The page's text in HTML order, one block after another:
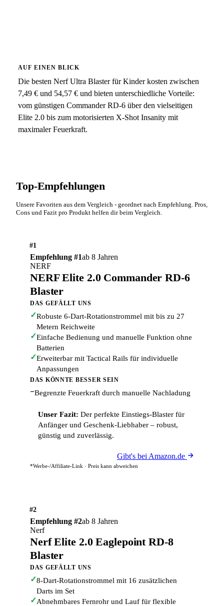
AUF EINEN BLICK
Die besten Nerf Ultra Blaster für Kinder kosten zwischen
7,49 € und 54,57 € und bieten unterschiedliche Vorteile:
vom günstigen Commander RD-6 über den vielseitigen
Elite 2.0 bis zum motorisierten X-Shot Insanity mit
maximaler Feuerkraft.
Top-Empfehlungen
Unsere Favoriten aus dem Vergleich - geordnet nach Empfehlung. Pros,
Cons und Fazit pro Produkt helfen dir beim Vergleich.
#1
Empfehlung #1ab 8 Jahren
NERF
NERF Elite 2.0 Commander RD-6
Blaster
DAS GEFÄLLT UNS
✓Robuste 6-Dart-Rotationstrommel mit bis zu 27
Metern Reichweite
✓Einfache Bedienung und manuelle Funktion ohne
Batterien
✓Erweiterbar mit Tactical Rails für individuelle
Anpassungen
DAS KÖNNTE BESSER SEIN
−Begrenzte Feuerkraft durch manuelle Nachladung
Unser Fazit: Der perfekte Einstiegs-Blaster für
Anfänger und Geschenk-Liebhaber – robust,
günstig und zuverlässig.
Gibt's bei Amazon.de
*Werbe-/Affiliate-Link · Preis kann abweichen
#2
Empfehlung #2ab 8 Jahren
Nerf
Nerf Elite 2.0 Eaglepoint RD-8
Blaster
DAS GEFÄLLT UNS
✓8-Dart-Rotationstrommel mit 16 zusätzlichen
Darts im Set
✓Abnehmbares Fernrohr und Lauf für flexible